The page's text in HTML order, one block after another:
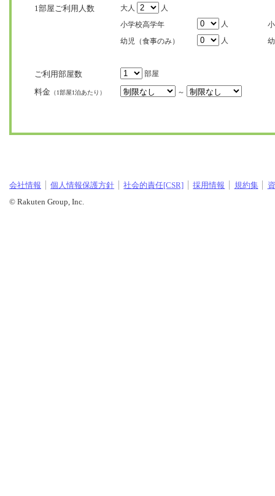
1部屋ご利用人数 大人
人
小学校高学年
人
幼児（食事のみ）
人
ご利用部屋数 部屋
料金 （1部屋1泊あたり） ～
会社情報 個人情報保護方針 社会的責任[CSR] 採用情報 規約集
© Rakuten Group, Inc.